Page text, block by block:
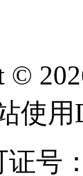
©
使
号：